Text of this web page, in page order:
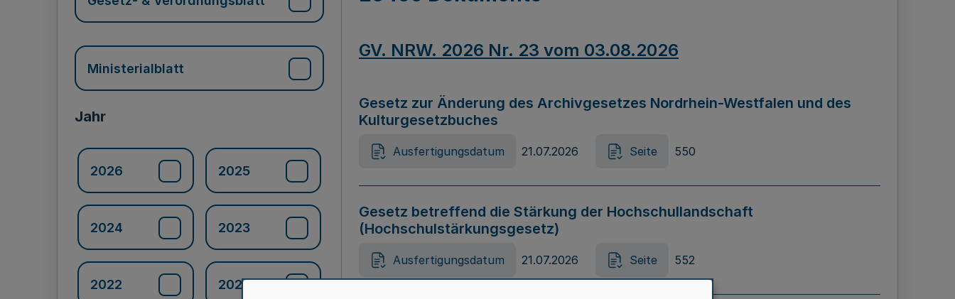
Ministerialblatt
Jahr
2026 2025
2024 2023
2022 2021
GV. NRW. 2026 Nr. 23 vom 03.08.2026
Gesetz zur Änderung des Archivgesetzes Nordrhein-Westfalen und des
Kulturgesetzbuches
Ausfertigungsdatum 21.07.2026 Seite 550
Gesetz betreffend die Stärkung der Hochschullandschaft
(Hochschulstärkungsgesetz)
Ausfertigungsdatum 21.07.2026 Seite 552